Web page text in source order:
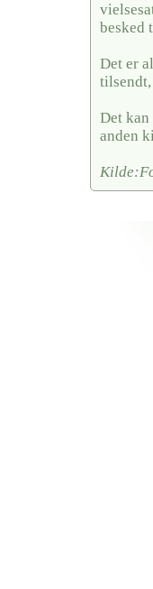
besked
Det er
tilsendt,
Det
anden